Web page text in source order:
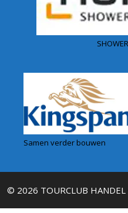
Samen verder bouwen
© 2026 TOURCLUB HANDEL